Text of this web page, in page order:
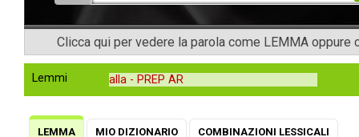
Clicca qui per vedere la parola come LEMMA oppure
Lemmi alla - PREP AR
LEMMA MIO DIZIONARIO COMBINAZIONI LESSICALI